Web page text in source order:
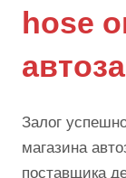
hose
Залог
магазина
поставщика